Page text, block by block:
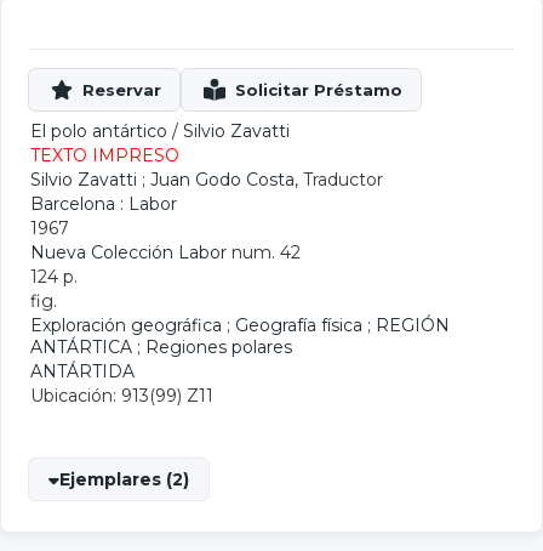
El polo antártico / Silvio Zavatti
TEXTO IMPRESO
Silvio Zavatti ; Juan Godo Costa, Traductor
Barcelona : Labor
1967
Nueva Colección Labor num. 42
124 p.
fig.
Exploración geográfica ; Geografía física ; REGIÓN
ANTÁRTICA ; Regiones polares
ANTÁRTIDA
Ubicación: 913(99) Z11
Ejemplares (2)